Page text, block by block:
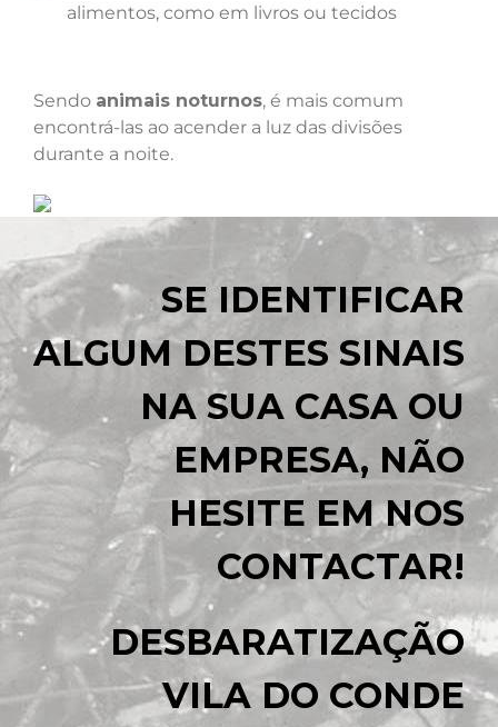
alimentos, como em livros ou tecidos
Sendo animais noturnos, é mais comum
encontrá-las ao acender a luz das divisões
durante a noite.
SE IDENTIFICAR
ALGUM DESTES SINAIS
NA SUA CASA OU
EMPRESA, NÃO
HESITE EM NOS
CONTACTAR!
DESBARATIZAÇÃO
VILA DO CONDE